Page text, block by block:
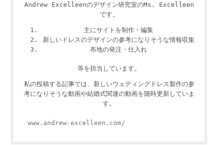
Andrew Excelleenのデザイン研究室のMs. Excelleen
です。
主にサイトを制作・編集
新しいドレスのデザインの参考になりそうな情報収集
布地の発注・仕入れ
等を担当しています。
私の投稿する記事では、新しいウェディングドレス製作の参
考になりそうな動画や結婚式関連の動画を随時更新していま
す。
www.andrew-excelleen.com/